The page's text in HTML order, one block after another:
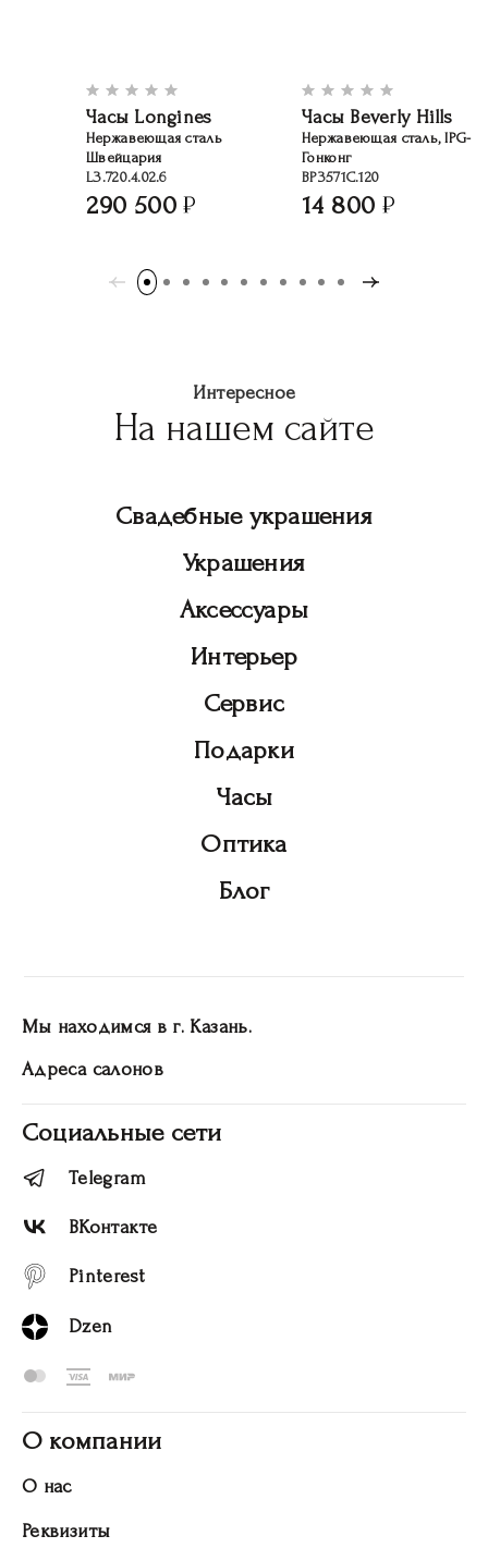
Часы Longines
Нержавеющая сталь
Швейцария
L3.720.4.02.6
290 500
Часы Beverly Hills
Нержавеющая сталь, IPG-
Гонконг
BP3571C.120
14 800
Интересное
На нашем сайте
Свадебные украшения
Украшения
Аксессуары
Интерьер
Сервис
Подарки
Часы
Оптика
Блог
Мы находимся в г. Казань.
Адреса салонов
Социальные сети
Telegram
ВКонтакте
Pinterest
Dzen
О компании
О нас
Реквизиты